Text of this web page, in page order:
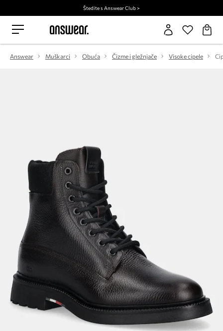
Štedite s Answear Club >
Answear Muškarci Obuća Čizme i gležnjače Visoke cipele